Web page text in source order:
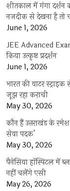
शीतकाल में गंगा दर्शन
नजदीक से देखना है तो
June 1, 2026
JEE Advanced
किया उत्कृष्ट प्रदर्शन
June 1, 2026
भारत की वाटर
जूझ रहा कराची
May 30, 2026
कौन हैं उत्तराखंड के रमेश
सेवा पदक’
May 30, 2026
पैनेसिया हॉस्पिटल में
नहीं चलेंगे एसी
May 26, 2026